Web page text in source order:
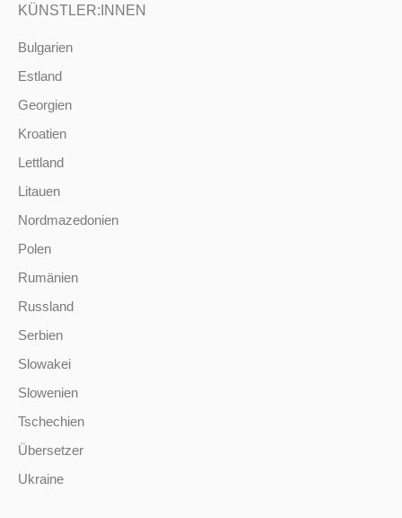
KÜNSTLER:INNEN
Bulgarien
Estland
Georgien
Kroatien
Lettland
Litauen
Nordmazedonien
Polen
Rumänien
Russland
Serbien
Slowakei
Slowenien
Tschechien
Übersetzer
Ukraine